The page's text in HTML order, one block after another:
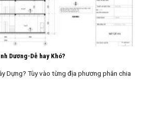
Dương-Dễ hay Khó?
Dựng? Tùy vào từng địa phương phân chia